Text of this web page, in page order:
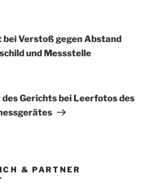
bei Verstoß gegen Abstand
und Messstelle
Gerichts bei Leerfotos des
& PARTNER